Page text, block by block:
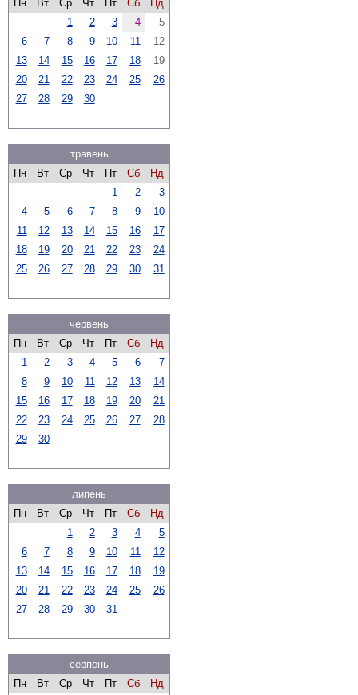
Пн Вт Ср Чт Пт Сб
Нд
1
2 3 4
5
6
7 8 9 10 11
12
13
14 15 16 17 18
19
20
21 22 23 24 25
26
27
28 29 30
травень
Пн
Вт Ср Чт Пт Сб
Нд
1
2
3
4
5 6 7 8 9
10
11
12 13 14 15 16
17
18
19 20 21 22 23
24
25
26 27 28 29 30 31
червень
Пн
Вт Ср Чт Пт Сб
Нд
1
2 3 4 5 6
7
8
9 10 11 12 13
14
15
16 17 18 19 20
21
22
23 24 25 26 27
28
29
30
липень
Пн
Вт Ср Чт Пт Сб
Нд
1
2 3 4
5
6
7 8 9 10 11
12
13
14 15 16 17 18
19
20
21 22 23 24 25
26
27
28 29 30 31
серпень
Пн
Вт Ср Чт Пт Сб
Нд